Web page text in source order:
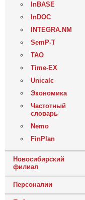
InBASE
InDOC
INTEGRA.NM
SemP-T
ТАО
Time-EX
Unicalc
Экономика
Частотный
словарь
Nemo
FinPlan
Новосибирский
филиал
Персоналии